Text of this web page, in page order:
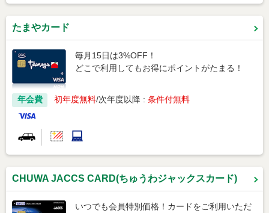
たまやカード
毎月15日は3%OFF！
どこで利用してもお得にポイントがたまる！
年会費 初年度無料 次年度以降 : 条件付無料
CHUWA JACCS CARD(ちゅうわジャックスカード)
いつでも会員特別価格！カードをご利用いただ